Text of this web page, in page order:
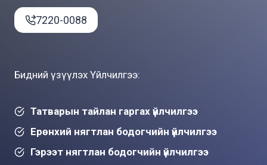
7220-0088
Бидний үзүүлэх Үйлчилгээ:
Татварын тайлан гаргах үйлчилгээ
Ерөнхий нягтлан бодогчийн үйлчилгээ
Гэрээт нягтлан бодогчийн үйлчилгээ